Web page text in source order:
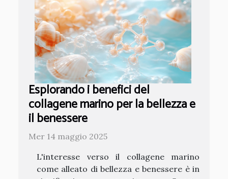
Esplorando i benefici del
collagene marino per la bellezza e
il benessere
Mer 14 maggio 2025
L'interesse verso il collagene marino
come alleato di bellezza e benessere è in